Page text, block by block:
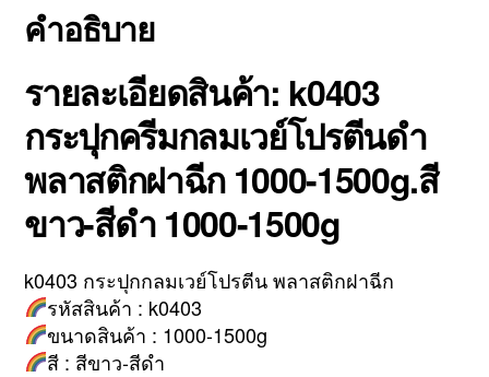
คำอธิบาย
รายละเอียดสินค้า: k0403
กระปุกครีมกลมเวย์โปรตีนดำ
พลาสติกฝาฉีก 1000-1500g.สี
ขาว-สีดำ 1000-1500g
k0403 กระปุกกลมเวย์โปรตีน พลาสติกฝาฉีก
รหัสสินค้า : k0403
ขนาดสินค้า : 1000-1500g
สี : สีขาว-สีดำ